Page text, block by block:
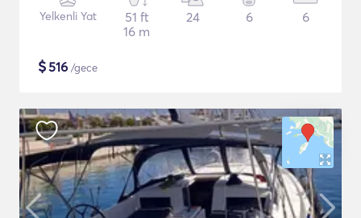
Yelkenli Yat
51 ft
16 m
24 6 6
$516 /gece